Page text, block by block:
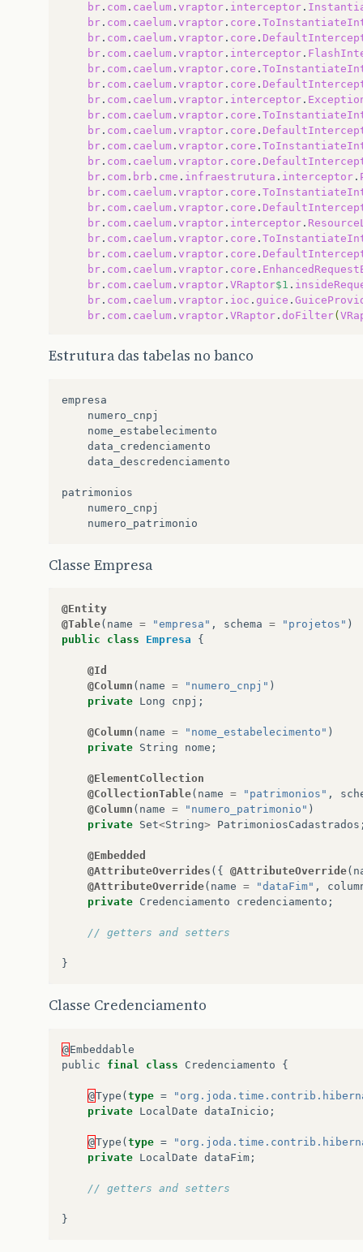
br . com . caelum . vraptor . interceptor .
br . com . caelum . vraptor . core .
br . com . caelum . vraptor . core .
br . com . caelum . vraptor . interceptor .
br . com . caelum . vraptor . core .
br . com . caelum . vraptor . core .
br . com . caelum . vraptor . interceptor .
br . com . caelum . vraptor . core .
br . com . caelum . vraptor . core .
br . com . caelum . vraptor . core .
br . com . caelum . vraptor . core .
br . com . brb . cme . infraestrutura . interceptor .
br . com . caelum . vraptor . core .
br . com . caelum . vraptor . core .
br . com . caelum . vraptor . interceptor .
br . com . caelum . vraptor . core .
br . com . caelum . vraptor . core .
br . com . caelum . vraptor . core .
br . com . caelum . vraptor . VRaptor$1 .
br . com . caelum . vraptor . ioc . guice .
br . com . caelum . vraptor . VRaptor . doFilter(
Estrutura das tabelas no banco
empresa
patrimonios
Classe Empresa
@Entity
@Table( name = "empresa" , schema = "projetos" )
public
class Empresa {
@Id
@Column ( name = "numero_cnpj" )
private Long cnpj ;
@Column ( name = "nome_estabelecimento" )
private String nome ;
@ElementCollection
@CollectionTable( name = "patrimonios" ,
@Column ( name = "numero_patrimonio" )
private Set<String> PatrimoniosCadastrados
@Embedded
@AttributeOverrides ({ @AttributeOverride(
@AttributeOverride( name = "dataFim" ,
private Credenciamento credenciamento ;
// getters and setters
}
Classe Credenciamento
@Embeddable
public
final class Credenciamento {
@Type ( type =
private LocalDate dataInicio ;
@Type ( type =
private LocalDate dataFim ;
// getters and setters
}